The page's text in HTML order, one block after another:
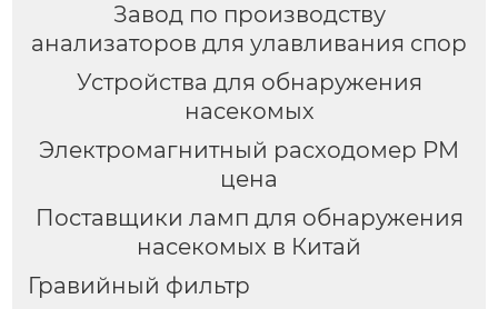
Завод по производству
анализаторов для улавливания спор
Устройства для обнаружения
насекомых
Электромагнитный расходомер PM
цена
Поставщики ламп для обнаружения
насекомых в Китай
Гравийный фильтр